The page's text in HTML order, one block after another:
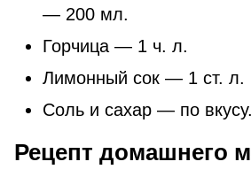
— 200 мл.
Горчица — 1 ч. л.
Лимонный сок — 1 ст. л.
Соль и сахар — по вкусу.
Рецепт домашнего